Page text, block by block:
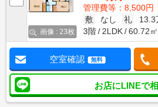
画像 : 23枚
管理費等：8,500円
敷
なし 礼
13.3
3階
2LDK 60.72㎡
空室確認 無料
お店にLINEで